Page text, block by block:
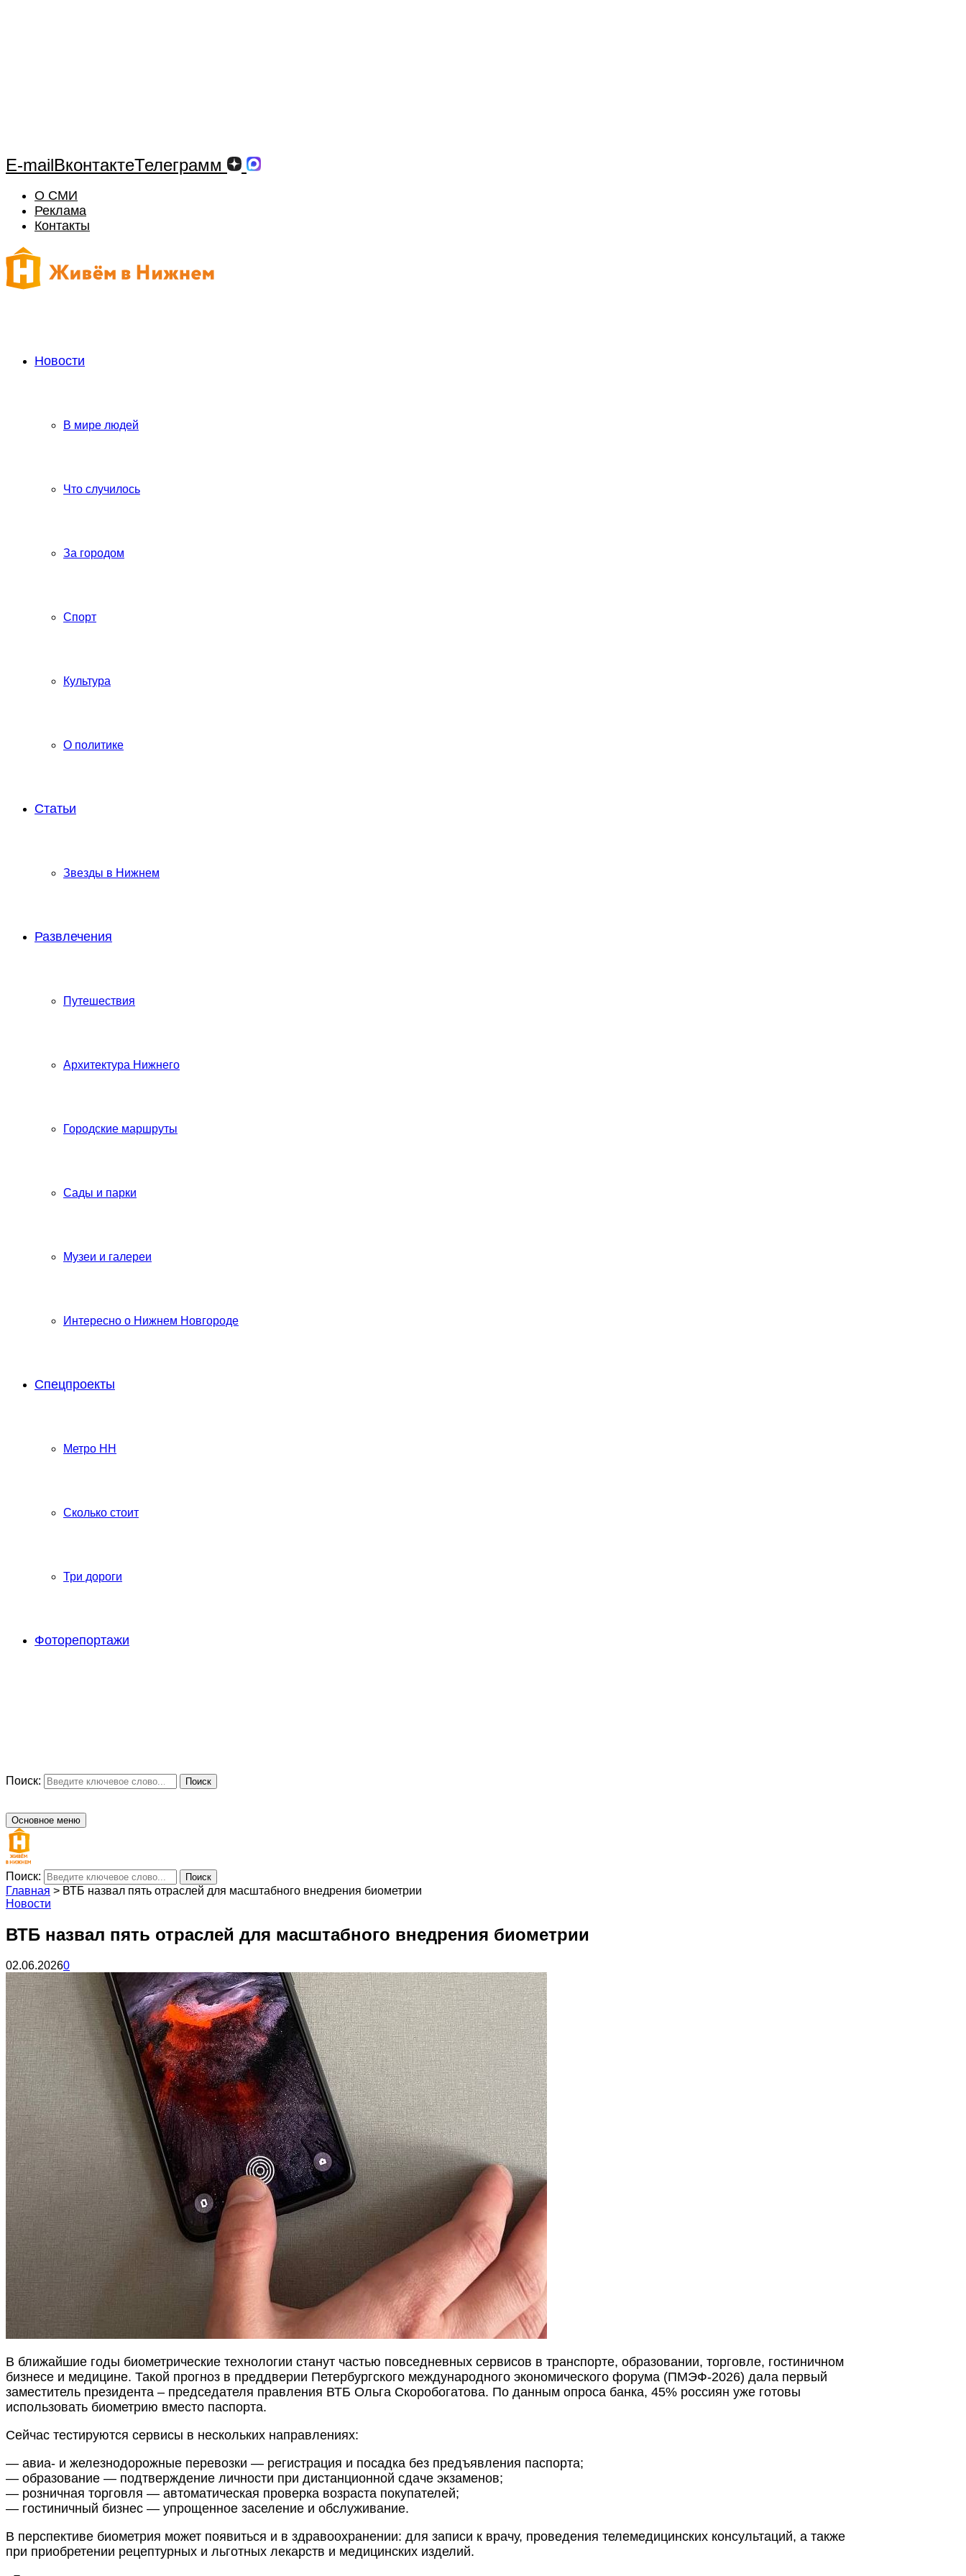
E-mailВконтактеТелеграмм
О СМИ
Реклама
Контакты
Новости
В мире людей
Что случилось
За городом
Спорт
Культура
О политике
Статьи
Звезды в Нижнем
Развлечения
Путешествия
Архитектура Нижнего
Городские маршруты
Сады и парки
Музеи и галереи
Интересно о Нижнем Новгороде
Спецпроекты
Метро НН
Сколько стоит
Три дороги
Фоторепортажи
Поиск: Поиск
Основное меню
Поиск: Поиск
Главная > ВТБ назвал пять отраслей для масштабного внедрения биометрии
Новости
ВТБ назвал пять отраслей для масштабного внедрения биометрии
02.06.20260
В ближайшие годы биометрические технологии станут частью повседневных сервисов в транспорте, образовании, торговле, гостиничном
бизнесе и медицине. Такой прогноз в преддверии Петербургского международного экономического форума (ПМЭФ-2026) дала первый
заместитель президента – председателя правления ВТБ Ольга Скоробогатова. По данным опроса банка, 45% россиян уже готовы
использовать биометрию вместо паспорта.
Сейчас тестируются сервисы в нескольких направлениях:
— авиа- и железнодорожные перевозки — регистрация и посадка без предъявления паспорта;
— образование — подтверждение личности при дистанционной сдаче экзаменов;
— розничная торговля — автоматическая проверка возраста покупателей;
— гостиничный бизнес — упрощенное заселение и обслуживание.
В перспективе биометрия может появиться и в здравоохранении: для записи к врачу, проведения телемедицинских консультаций, а также
при приобретении рецептурных и льготных лекарств и медицинских изделий.